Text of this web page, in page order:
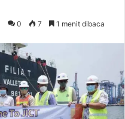
0 7 1 menit dibaca